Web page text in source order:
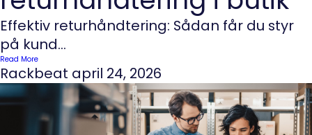
Effektiv returhåndtering: Sådan får du styr
på kund...
Read More
Rackbeat april 24, 2026